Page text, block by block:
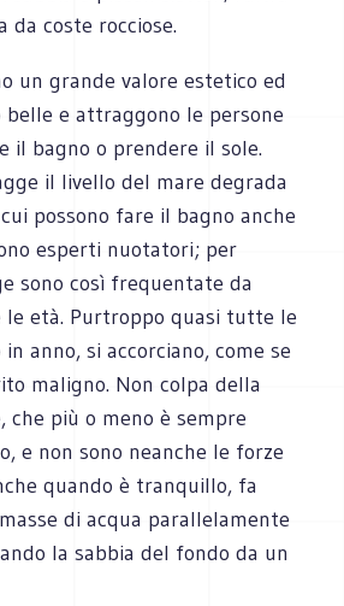
da coste rocciose.
un grande valore estetico ed
belle e attraggono le persone
il bagno o prendere il sole.
il livello del mare degrada
possono fare il bagno anche
esperti nuotatori; per
sono così frequentate da
età. Purtroppo quasi tutte le
anno, si accorciano, come se
maligno. Non colpa della
che più o meno è sempre
e non sono neanche le forze
quando è tranquillo, fa
di acqua parallelamente
la sabbia del fondo da un